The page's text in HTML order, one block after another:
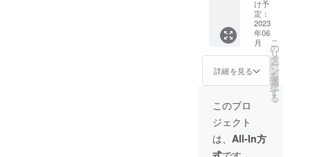
期限】
ご連絡
日から
半年間
【誉
緑珈琲
の詳
アラビ
ヒー
豆、グ
リーン
です。
【ご利
用可能
日】
SNS等
で茶道
教室を
ている
日をご
案内し
ており
ます。
一緒に
着用し
ている
カー
ディガ
ンは付
きませ
ん。 ※
男女共
にご利
用いた
だけま
す。
【プロ
方にご
出席頂
いても
構いま
せん。
期限】
ご連絡
半年間
※交通費
はご自
身でご
負担く
択して
ご支援
頂くこ
とが出
もこの
ような
の方が
いらっ
しゃ
り、初
めて気
日程変
更可能
期間を
超えた
キャン
日程変
更の場
利が失
効いた
します
ので予
ざいま
す。ご
理解の
程お願
いいた
しま
す。
め、
徐々に
老朽化
してい
きま
す。永
遠に設
いので
解体さ
れる場
合もご
してい
ただき
まし
た。 お
礼のお
手紙と
共に送
す。
につい
て】 お
申し込
を過ご
してみ
ません
か？
【プロ
フィー
ル】 岐
業から
続く山
田一畳
店の五
て、2年
分お得
な内容
です。
【ご利
用可能
日】
教室を
ている
日をご
案内し
ます。
お菓子
と薄茶
（抹
茶）を
必ず一
服召し
てもら
えるよ
うご用
意いた
しま
茶室の
に、あ
なたの
好きな
名前を
付ける
ことが
す。 命
名して
いただ
いた茶
室に
け予
定：
2023
年06
月
詳細を見る
こ
の
リ
タ
ー
ン
を
選
択
す
る
このプロ
ジェクト
は、 All-In方